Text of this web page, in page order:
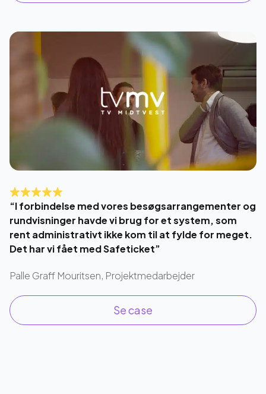
“I forbindelse med vores besøgsarrangementer og
rundvisninger havde vi brug for et system, som
rent administrativt ikke kom til at fylde for meget.
Det har vi fået med Safeticket”
Palle Graff Mouritsen, Projektmedarbejder
Se case